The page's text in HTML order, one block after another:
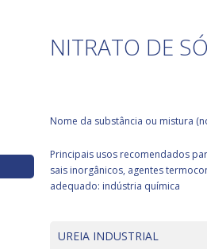
NITRATO DE
Nome da substância ou mistura
Principais usos recomendados
sais inorgânicos, agentes
adequado: indústria química
UREIA INDUSTRIAL